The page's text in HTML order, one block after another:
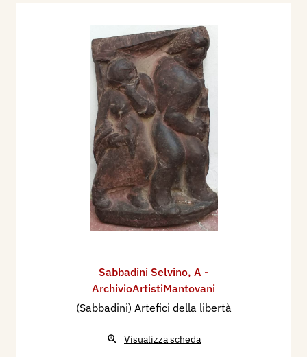
Sabbadini Selvino, A -
ArchivioArtistiMantovani
(Sabbadini) Artefici della libertà
Visualizza scheda